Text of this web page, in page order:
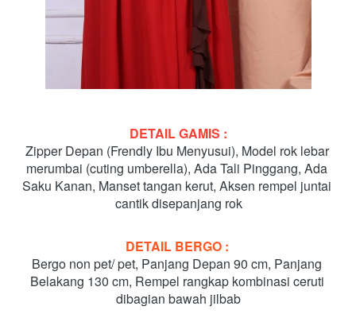
DETAIL GAMIS :
Zipper Depan (Frendly Ibu Menyusui), Model rok lebar
merumbai (cuting umberella), Ada Tali Pinggang, Ada
Saku Kanan, Manset tangan kerut, Aksen rempel juntai
cantik disepanjang rok
DETAIL BERGO :
Bergo non pet/ pet, Panjang Depan 90 cm, Panjang
Belakang 130 cm, Rempel rangkap kombinasi ceruti
dibagian bawah jilbab